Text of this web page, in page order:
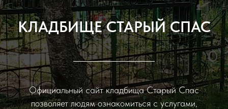
КЛАДБИЩЕ СТАРЫЙ СПАС
Официальный сайт кладбища Старый Спас
позволяет людям ознакомиться с услугами,